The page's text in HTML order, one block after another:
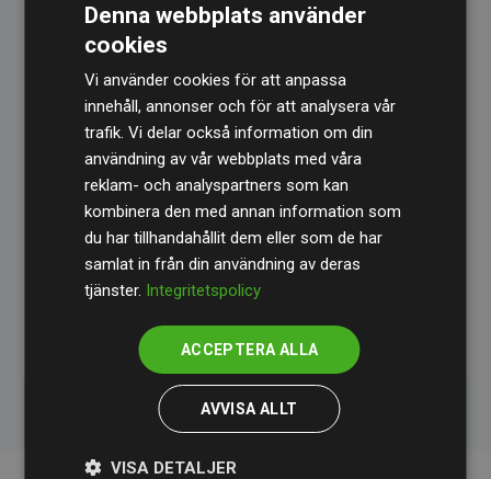
genomsnitt motsvarar dubbelt så mycket CO₂
som webbplatsens beräknade utsläpp.
Alla projekt verifieras genomGold Standard
vilket säkerställer hög kvalitet, faktisk klimatnytta
och full transparens. Du kan läsa mer om de
specifika projektenhär.
initiativet Webbplatser som stöder klimatprojekt
Denna webbplats använder
cookies
Vi använder cookies för att anpassa
innehåll, annonser och för att analysera vår
trafik. Vi delar också information om din
användning av vår webbplats med våra
reklam- och analyspartners som kan
kombinera den med annan information som
du har tillhandahållit dem eller som de har
samlat in från din användning av deras
tjänster. Integritetspolicy
ACCEPTERA ALLA
AVVISA ALLT
VISA DETALJER